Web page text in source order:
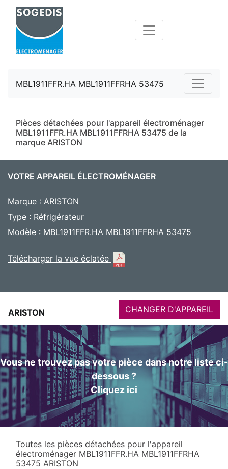
MBL1911FFR.HA MBL1911FFRHA 53475
Pièces détachées pour l'appareil électroménager
MBL1911FFR.HA MBL1911FFRHA 53475 de la
marque ARISTON
VOTRE APPAREIL ÉLECTROMÉNAGER
Marque : ARISTON
Type : Réfrigérateur
Modèle : MBL1911FFR.HA MBL1911FFRHA 53475
Télécharger la vue éclatée
ARISTON CHANGER D'APPAREIL
Vous ne trouvez pas votre pièce dans notre liste ci-
dessous ?
Cliquez ici
Toutes les pièces détachées pour l'appareil
électroménager MBL1911FFR.HA MBL1911FFRHA
53475 ARISTON